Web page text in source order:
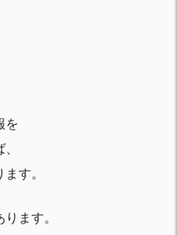
を
す。
ます。